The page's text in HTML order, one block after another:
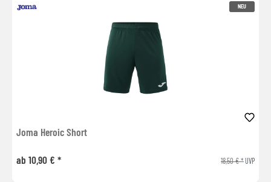
NEU
Joma Heroic Short
ab 10,90 € * 18,50 € *UVP